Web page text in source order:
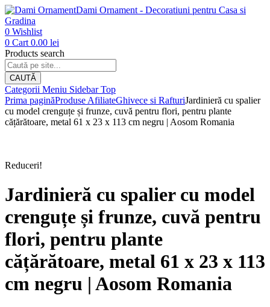
Dami Ornament - Decoratiuni pentru Casa si
Gradina
0 Wishlist
0 Cart 0.00 lei
Products search
CAUTĂ
Categorii Meniu Sidebar Top
Prima paginăProduse AfiliateGhivece si RafturiJardinieră cu spalier
cu model crenguțe și frunze, cuvă pentru flori, pentru plante
cățărătoare, metal 61 x 23 x 113 cm negru | Aosom Romania
Reduceri!
Jardinieră cu spalier cu model
crenguțe și frunze, cuvă pentru
flori, pentru plante
cățărătoare, metal 61 x 23 x 113
cm negru | Aosom Romania